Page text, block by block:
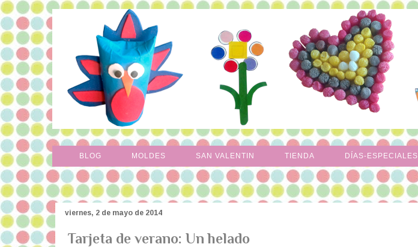
BLOG MOLDES SAN VALENTIN TIENDA DÍAS-ESPECIALES
viernes, 2 de mayo de 2014
Tarjeta de verano: Un helado